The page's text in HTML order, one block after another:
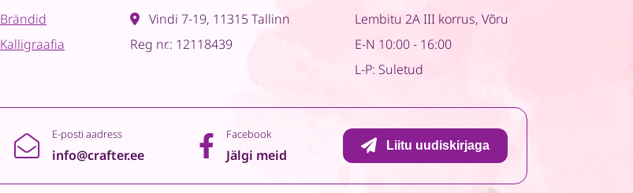
Brändid
Kalligraafia
Vindi 7-19, 11315 Tallinn
Reg nr.: 12118439
Lembitu 2A III korrus, Võru
E-N 10:00 - 16:00
L-P: Suletud
E-posti aadress
info@crafter.ee
Facebook
Jälgi meid
Liitu uudiskirjaga